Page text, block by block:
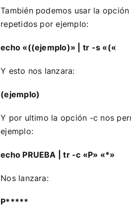
También podemos usar la
repetidos por ejemplo:
echo «((ejemplo)» | tr -s «(«
Y esto nos lanzara:
(ejemplo)
Y por ultimo la opción -c nos
ejemplo:
echo PRUEBA | tr -c «P» «*»
Nos lanzara:
P*****